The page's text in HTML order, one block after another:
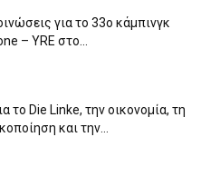
για το 33ο κάμπινγκ
– YRE στο...
το Die Linke, την οικονομία, τη
και την...